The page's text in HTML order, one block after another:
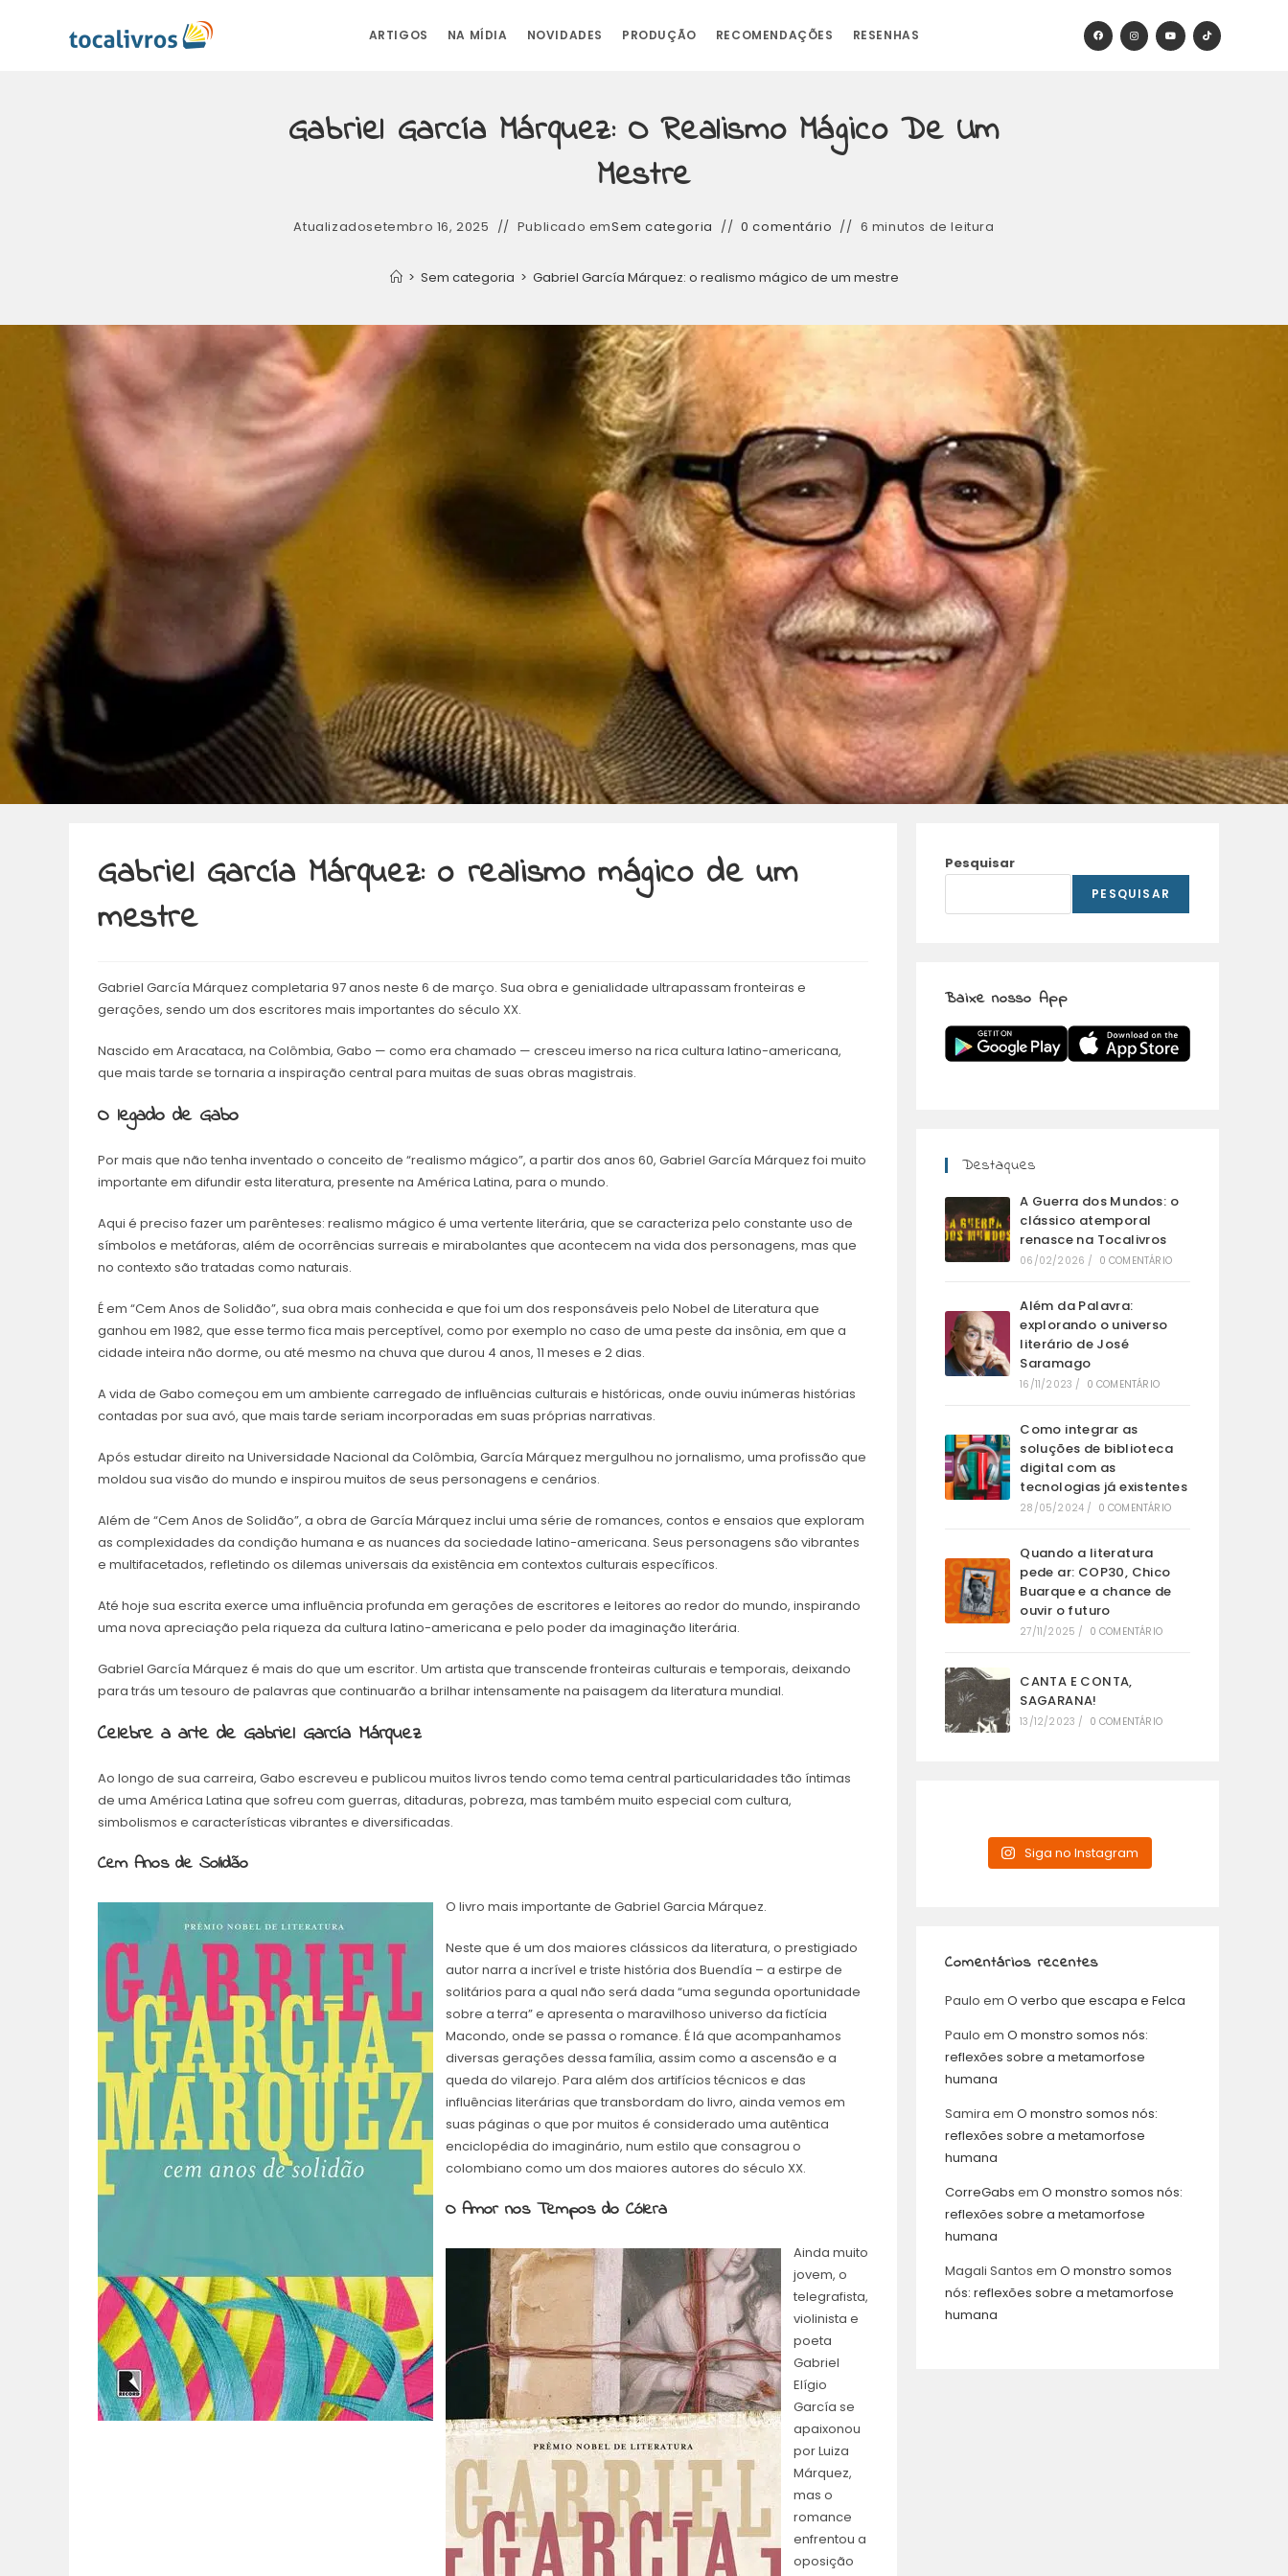
ARTIGOS NA MÍDIA NOVIDADES PRODUÇÃO RECOMENDAÇÕES RESENHAS
Gabriel García Márquez: O Realismo Mágico De Um
Mestre
Atualizadosetembro 16, 2025 Publicado emSem categoria 0 comentário 6 minutos de leitura
> Sem categoria > Gabriel García Márquez: o realismo mágico de um mestre
Gabriel García Márquez: o realismo mágico de um
mestre
Gabriel García Márquez completaria 97 anos neste 6 de março. Sua obra e genialidade ultrapassam fronteiras e
gerações, sendo um dos escritores mais importantes do século XX.
Nascido em Aracataca, na Colômbia, Gabo — como era chamado — cresceu imerso na rica cultura latino-americana,
que mais tarde se tornaria a inspiração central para muitas de suas obras magistrais.
O legado de Gabo
Por mais que não tenha inventado o conceito de “realismo mágico”, a partir dos anos 60, Gabriel García Márquez foi muito
importante em difundir esta literatura, presente na América Latina, para o mundo.
Aqui é preciso fazer um parênteses: realismo mágico é uma vertente literária, que se caracteriza pelo constante uso de
símbolos e metáforas, além de ocorrências surreais e mirabolantes que acontecem na vida dos personagens, mas que
no contexto são tratadas como naturais.
É em “Cem Anos de Solidão”, sua obra mais conhecida e que foi um dos responsáveis pelo Nobel de Literatura que
ganhou em 1982, que esse termo fica mais perceptível, como por exemplo no caso de uma peste da insônia, em que a
cidade inteira não dorme, ou até mesmo na chuva que durou 4 anos, 11 meses e 2 dias.
A vida de Gabo começou em um ambiente carregado de influências culturais e históricas, onde ouviu inúmeras histórias
contadas por sua avó, que mais tarde seriam incorporadas em suas próprias narrativas.
Após estudar direito na Universidade Nacional da Colômbia, García Márquez mergulhou no jornalismo, uma profissão que
moldou sua visão do mundo e inspirou muitos de seus personagens e cenários.
Além de “Cem Anos de Solidão”, a obra de García Márquez inclui uma série de romances, contos e ensaios que exploram
as complexidades da condição humana e as nuances da sociedade latino-americana. Seus personagens são vibrantes
e multifacetados, refletindo os dilemas universais da existência em contextos culturais específicos.
Até hoje sua escrita exerce uma influência profunda em gerações de escritores e leitores ao redor do mundo, inspirando
uma nova apreciação pela riqueza da cultura latino-americana e pelo poder da imaginação literária.
Gabriel García Márquez é mais do que um escritor. Um artista que transcende fronteiras culturais e temporais, deixando
para trás um tesouro de palavras que continuarão a brilhar intensamente na paisagem da literatura mundial.
Celebre a arte de Gabriel García Márquez
Ao longo de sua carreira, Gabo escreveu e publicou muitos livros tendo como tema central particularidades tão íntimas
de uma América Latina que sofreu com guerras, ditaduras, pobreza, mas também muito especial com cultura,
simbolismos e características vibrantes e diversificadas.
Cem Anos de Solidão
O livro mais importante de Gabriel Garcia Márquez.
Neste que é um dos maiores clássicos da literatura, o prestigiado
autor narra a incrível e triste história dos Buendía – a estirpe de
solitários para a qual não será dada “uma segunda oportunidade
sobre a terra” e apresenta o maravilhoso universo da fictícia
Macondo, onde se passa o romance. É lá que acompanhamos
diversas gerações dessa família, assim como a ascensão e a
queda do vilarejo. Para além dos artifícios técnicos e das
influências literárias que transbordam do livro, ainda vemos em
suas páginas o que por muitos é considerado uma autêntica
enciclopédia do imaginário, num estilo que consagrou o
colombiano como um dos maiores autores do século XX.
O Amor nos Tempos do Cólera
Ainda muito
jovem, o
telegrafista,
violinista e
poeta
Gabriel
Elígio
García se
apaixonou
por Luiza
Márquez,
mas o
romance
enfrentou a
oposição
Pesquisar
PESQUISAR
Baixe nosso App
Destaques
A Guerra dos Mundos: o
clássico atemporal
renasce na Tocalivros
06/02/2026 / 0 COMENTÁRIO
Além da Palavra:
explorando o universo
literário de José
Saramago
16/11/2023 / 0 COMENTÁRIO
Como integrar as
soluções de biblioteca
digital com as
tecnologias já existentes
28/05/2024 / 0 COMENTÁRIO
Quando a literatura
pede ar: COP30, Chico
Buarque e a chance de
ouvir o futuro
27/11/2025 / 0 COMENTÁRIO
CANTA E CONTA,
SAGARANA!
13/12/2023 / 0 COMENTÁRIO
Siga no Instagram
Comentários recentes
Paulo em O verbo que escapa e Felca
Paulo em O monstro somos nós:
reflexões sobre a metamorfose
humana
Samira em O monstro somos nós:
reflexões sobre a metamorfose
humana
CorreGabs em O monstro somos nós:
reflexões sobre a metamorfose
humana
Magali Santos em O monstro somos
nós: reflexões sobre a metamorfose
humana